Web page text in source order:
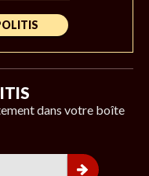
dans votre boîte